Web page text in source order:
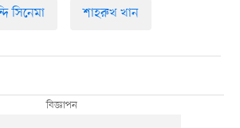
সিনেমা শাহরুখ খান